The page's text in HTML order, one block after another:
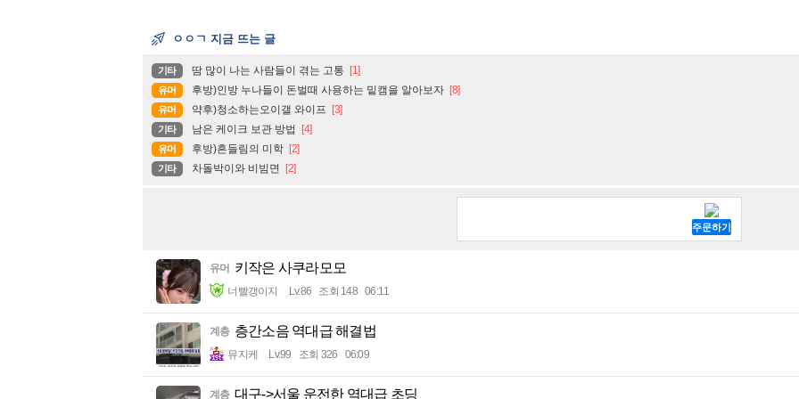
ㅇㅇㄱ 지금 뜨는 글
기타 땀 많이 나는 사람들이 겪는 고통 [1]
유머 후방)인방 누나들이 돈벌때 사용하는 밑캠을 알아보자 [8]
유머 약후)청소하는오이갤 와이프 [3]
기타 남은 케이크 보관 방법 [4]
유머 후방)흔들림의 미학 [2]
기타 차돌박이와 비빔면 [2]
유머 키작은 사쿠라모모
너빨갱이지 Lv.86 조회 148 06:11
계층 층간소음 역대급 해결법
뮤지케 Lv.99 조회 326 06:09
계층 대구->서울 운전한 역대급 초딩